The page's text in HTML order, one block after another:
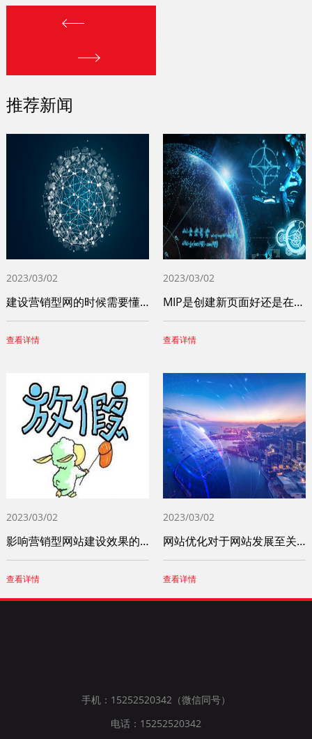
推荐新闻
2023/03/02
建设营销型网的时候需要懂得这些问题
查看详情
2023/03/02
MIP是创建新页面好还是在原页面上操作比
查看详情
2023/03/02
影响营销型网站建设效果的重要因素
查看详情
2023/03/02
网站优化对于网站发展至关重要 这些问题一
查看详情
手机：15252520342（微信同号）
电话：15252520342